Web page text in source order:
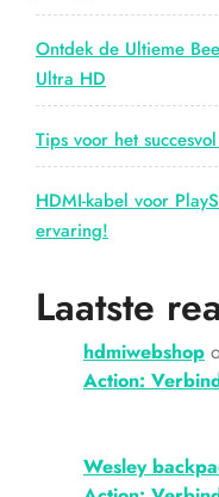
Ontdek de Ultieme
Ultra HD
Tips voor het
HDMI-kabel voor
ervaring!
Laatste
hdmiwebshop
Action:
Wesley